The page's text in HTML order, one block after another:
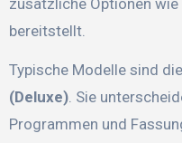
zusätzliche Optionen
bereitstellt.
Typische Modelle sind die
(Deluxe). Sie
Programmen und